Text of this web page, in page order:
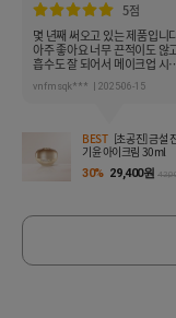
5점
몇 년째 써오고 있는 제품입니
아주 좋아요 너무 끈적이도 않
흡수도 잘 되어서 메이크업 시
뭉치지도 않고 쫀쫀합니다.
vnfmsqk*** 2025-06-15
BEST
기윤 아이크림 30ml
30% 29,400원